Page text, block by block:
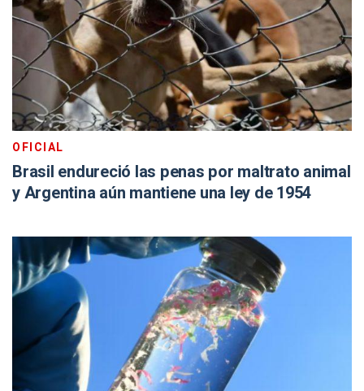
OFICIAL
Brasil endureció las penas por maltrato animal
y Argentina aún mantiene una ley de 1954